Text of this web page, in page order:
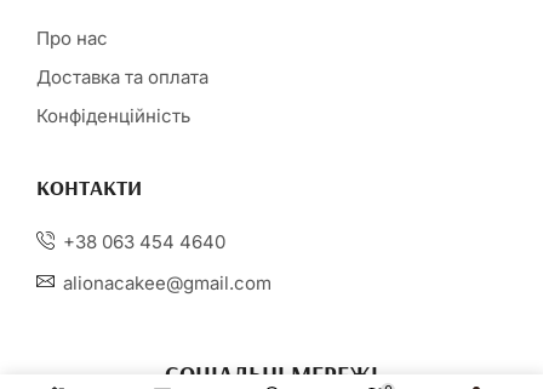
Про нас
Доставка та оплата
Конфіденційність
КОНТАКТИ
+38 063 454 4640
alionacakee@gmail.com
СОЦІАЛЬНІ МЕРЕЖІ